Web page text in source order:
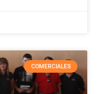
COMERCIALES